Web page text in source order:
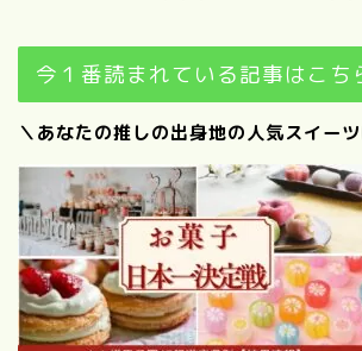
今１番読まれている記事はこち
＼あなたの推しの出身地の人気スイー